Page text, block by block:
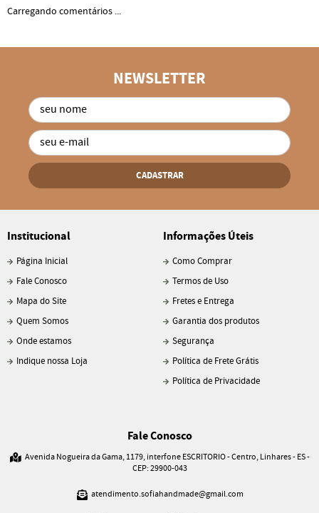
Carregando comentários ...
NEWSLETTER
CADASTRAR
Institucional
Página Inicial
Fale Conosco
Mapa do Site
Quem Somos
Onde estamos
Indique nossa Loja
Informações Úteis
Como Comprar
Termos de Uso
Fretes e Entrega
Garantia dos produtos
Segurança
Política de Frete Grátis
Política de Privacidade
Fale Conosco
Avenida Nogueira da Gama, 1179, interfone ESCRITORIO-Centro, Linhares-ES-
CEP: 29900-043
atendimento.sofiahandmade@gmail.com